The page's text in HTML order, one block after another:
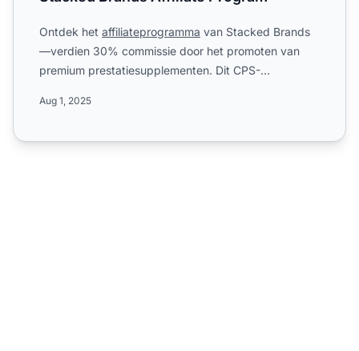
Ontdek het affiliateprogramma van Stacked Brands
—verdien 30% commissie door het promoten van
premium prestatiesupplementen. Dit CPS-
Aug 1, 2025